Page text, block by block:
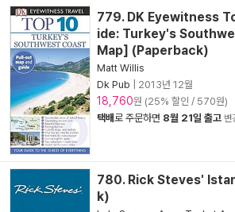
779. DK Eyewitness
ide: Turkey's
Map] (Paperback)
Matt Willis
Dk Pub
2013년 12월
18,760원 (25% 할인 / 570원)
택배로 주문하면 8월 21일 출고 변
780. Rick Steves'
k)